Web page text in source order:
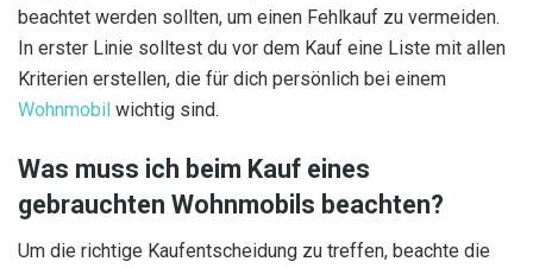
beachtet werden sollten, um einen Fehlkauf zu vermeiden.
In erster Linie solltest du vor dem Kauf eine Liste mit allen
Kriterien erstellen, die für dich persönlich bei einem
Wohnmobil wichtig sind.
Was muss ich beim Kauf eines
gebrauchten Wohnmobils beachten?
Um die richtige Kaufentscheidung zu treffen, beachte die